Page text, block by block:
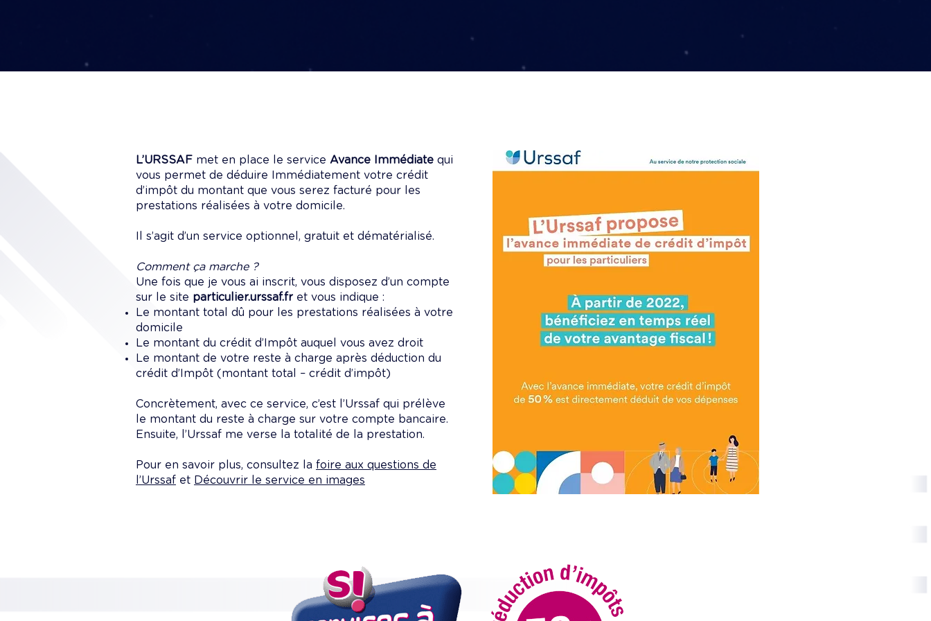
L’URSSAF met en place le service Avance Immédiate qui
vous permet de déduire Immédiatement votre crédit
d’impôt du montant que vous serez facturé pour les
prestations réalisées à votre domicile.
Il s’agit d’un service optionnel, gratuit et dématérialisé.
Comment ça marche ?
Une fois que je vous ai inscrit, vous disposez d’un compte
sur le site particulier.urssaf.fr et vous indique :
Le montant total dû pour les prestations réalisées à votre
domicile
Le montant du crédit d’Impôt auquel vous avez droit
Le montant de votre reste à charge après déduction du
crédit d’Impôt (montant total – crédit d’impôt)
Concrètement, avec ce service, c’est l’Urssaf qui prélève
le montant du reste à charge sur votre compte bancaire.
Ensuite, l’Urssaf me verse la totalité de la prestation.
Pour en savoir plus, consultez la foire aux questions de
l’Urssaf et Découvrir le service en images